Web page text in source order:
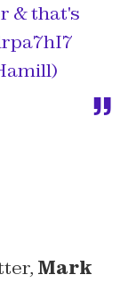
& that's
Mark